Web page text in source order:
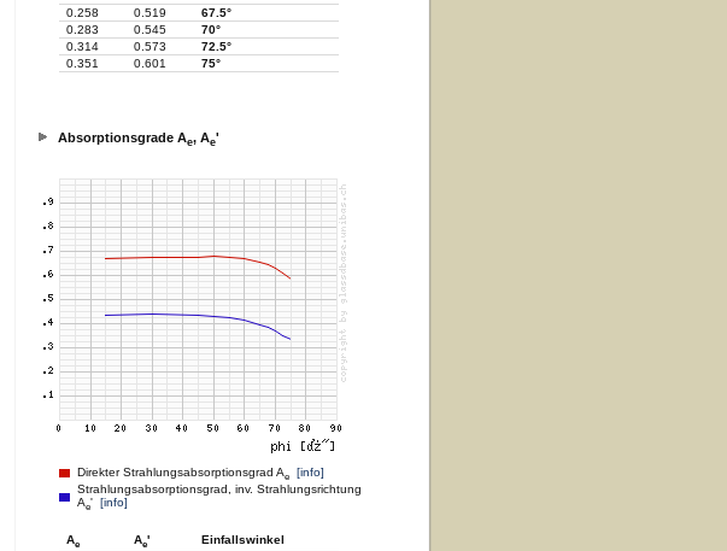
0.258
0.519
67.5°
0.283
0.545
70°
0.314
0.573
72.5°
0.351
0.601 75°
Absorptionsgrade Ae, Ae'
Direkter Strahlungsabsorptionsgrad Ae [info]
Strahlungsabsorptionsgrad, inv. Strahlungsrichtung
Ae' [info]
Ae Ae'
Einfallswinkel